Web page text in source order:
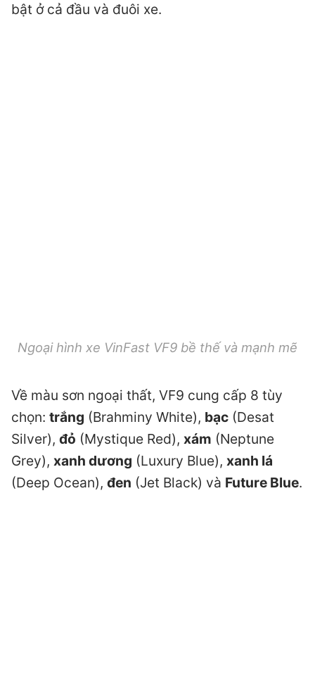
bật ở cả đầu và đuôi xe.
Ngoại hình xe VinFast VF9 bề thế và mạnh mẽ
Về màu sơn ngoại thất, VF9 cung cấp 8 tùy
chọn: trắng (Brahminy White), bạc (Desat
Silver), đỏ (Mystique Red), xám (Neptune
Grey), xanh dương (Luxury Blue), xanh lá
(Deep Ocean), đen (Jet Black) và Future Blue.